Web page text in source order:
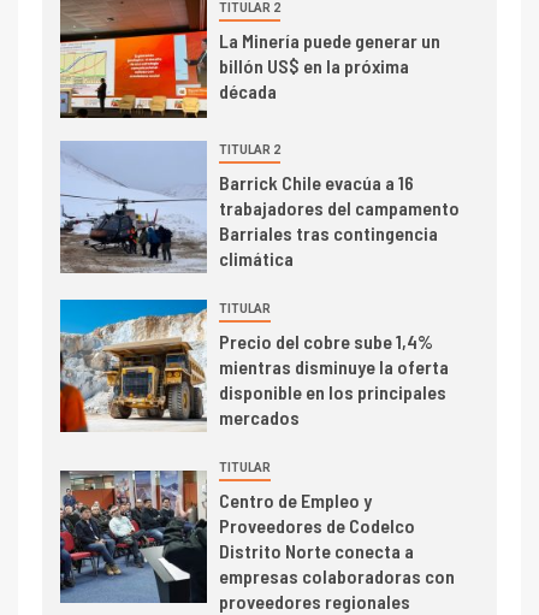
3
PIB minero impacta el
crecimiento regional: Banco
trimestre
I+D
Informe bimensual de
Cochilco: precio del cobre
alcanza máximos por escasez
5 I+D
Estudio revela cómo el precio
del cobre y educación superior
se relacionan en zonas
mineras
6 I+D
BHP proyecta producción de
cobre cercana a 2 millones de
toneladas tras récord en
Escondida
TITULAR 2
La Minería puede generar un
billón US$ en la próxima
década
TITULAR 2
Barrick Chile evacúa a 16
trabajadores del campamento
Barriales tras contingencia
climática
TITULAR
Precio del cobre sube 1,4%
mientras disminuye la oferta
disponible en los principales
mercados
TITULAR
Centro de Empleo y
Proveedores de Codelco
Distrito Norte conecta a
empresas colaboradoras con
proveedores regionales